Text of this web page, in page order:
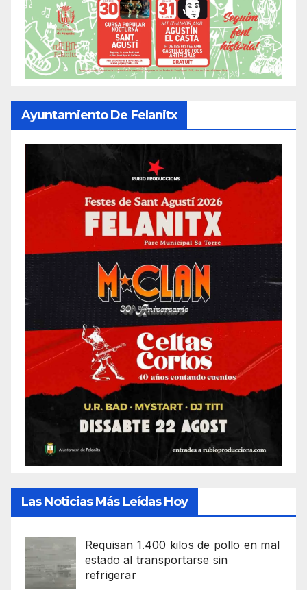
Ayuntamiento De Felanitx
Las Noticias Más Leídas Hoy
Requisan 1.400 kilos de pollo en mal
estado al transportarse sin
refrigerar